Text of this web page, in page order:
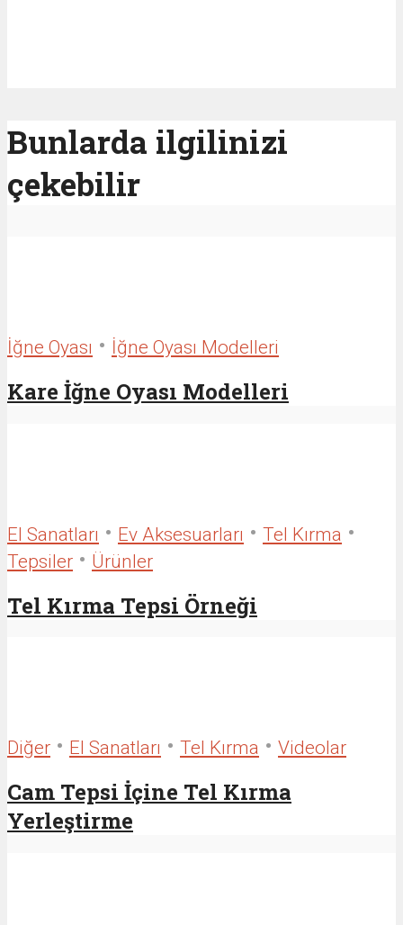
Bunlarda ilgilinizi
çekebilir
İğne Oyası • İğne Oyası Modelleri
Kare İğne Oyası Modelleri
El Sanatları • Ev Aksesuarları • Tel Kırma •
Tepsiler • Ürünler
Tel Kırma Tepsi Örneği
Diğer • El Sanatları • Tel Kırma • Videolar
Cam Tepsi İçine Tel Kırma
Yerleştirme